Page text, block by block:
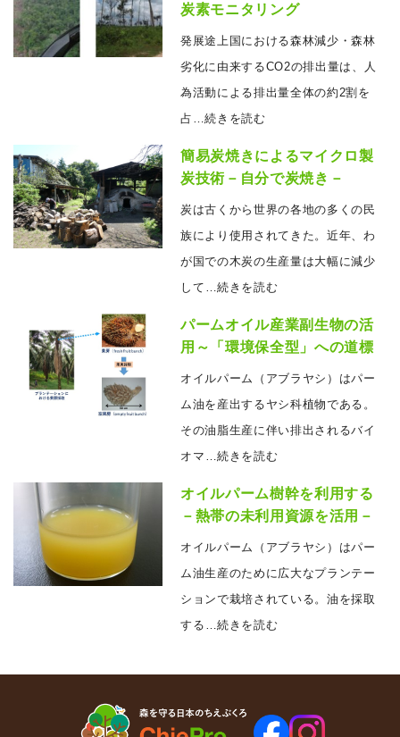
炭素モニタリング
発展途上国における森林減少・森林
劣化に由来するCO2の排出量は、人
為活動による排出量全体の約2割を
占
…続きを読む
簡易炭焼きによるマイクロ製
炭技術－自分で炭焼き－
炭は古くから世界の各地の多くの民
族により使用されてきた。近年、わ
が国での木炭の生産量は大幅に減少
して …続きを読む
パームオイル産業副生物の活
用～「環境保全型」への道標
オイルパーム（アブラヤシ）はパー
ム油を産出するヤシ科植物である。
その油脂生産に伴い排出されるバイ
オマ …続きを読む
オイルパーム樹幹を利用する
－熱帯の未利用資源を活用－
オイルパーム（アブラヤシ）はパー
ム油生産のために広大なプランテー
ションで栽培されている。油を採取
する …続きを読む